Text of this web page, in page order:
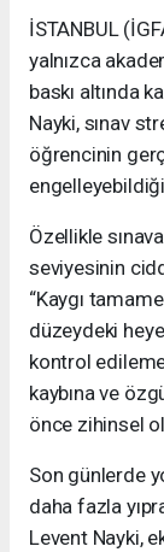
İSTANBUL
yalnızca
baskı altında
Nayki, sınav
öğrencinin
Özellikle
seviyesinin
“Kaygı
düzeydeki
kontrol
kaybına ve
önce zihinsel
Son günlerde
daha fazla
Levent Nayki,